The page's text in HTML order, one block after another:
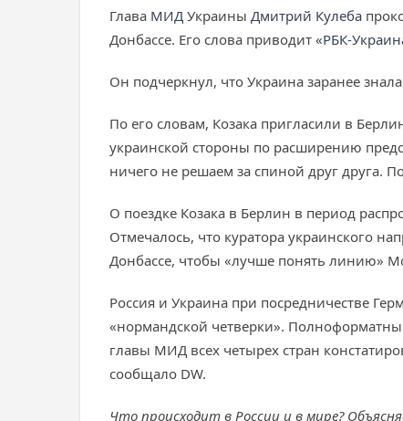
Глава МИД Украины Дмитрий Кулеба
Донбассе. Его слова приводит «РБК-
Он подчеркнул, что Украина заранее
По его словам, Козака пригласили в
украинской стороны по расширению
ничего не решаем за спиной друг друга.
О поездке Козака в Берлин в период
Отмечалось, что куратора украинского
Донбассе, чтобы «лучше понять линию»
Россия и Украина при посредничестве
«нормандской четверки».
главы МИД всех четырех стран
сообщало DW.
Что происходит в России и в мире?